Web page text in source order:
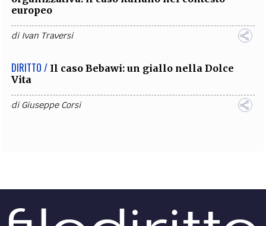
europeo
di Ivan Traversi
DIRITTO / Il caso Bebawi: un giallo nella Dolce
Vita
diGiuseppe Corsi